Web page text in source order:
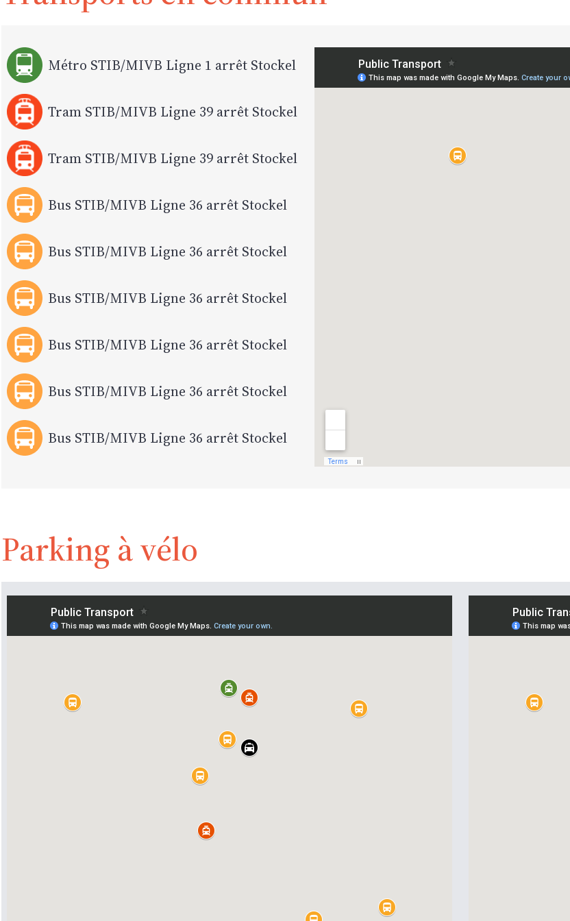
Métro STIB/MIVB Ligne 1 arrêt Stockel
Tram STIB/MIVB Ligne 39 arrêt Stockel
Tram STIB/MIVB Ligne 39 arrêt Stockel
Bus STIB/MIVB Ligne 36 arrêt Stockel
Bus STIB/MIVB Ligne 36 arrêt Stockel
Bus STIB/MIVB Ligne 36 arrêt Stockel
Bus STIB/MIVB Ligne 36 arrêt Stockel
Bus STIB/MIVB Ligne 36 arrêt Stockel
Bus STIB/MIVB Ligne 36 arrêt Stockel
Parking à vélo